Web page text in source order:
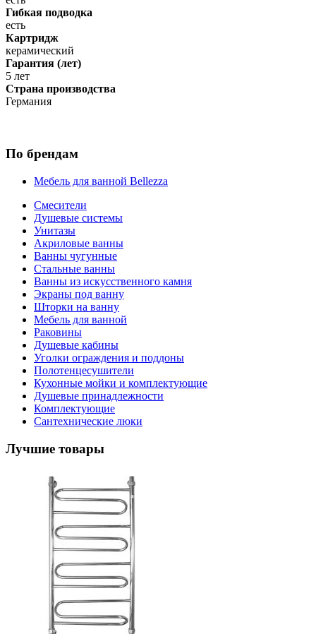
Гибкая подводка
есть
Картридж
керамический
Гарантия (лет)
5 лет
Страна производства
Германия
По брендам
Мебель для ванной Bellezza
Смесители
Душевые системы
Унитазы
Акриловые ванны
Ванны чугунные
Стальные ванны
Ванны из искусственного камня
Экраны под ванну
Шторки на ванну
Мебель для ванной
Раковины
Душевые кабины
Уголки ограждения и поддоны
Полотенцесушители
Кухонные мойки и комплектующие
Душевые принадлежности
Комплектующие
Сантехнические люки
Лучшие товары